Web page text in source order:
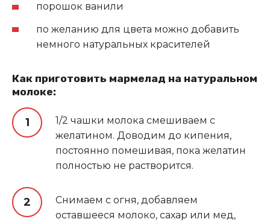
порошок ванили
по желанию для цвета можно добавить
немного натуральных красителей
Как приготовить мармелад на натуральном
молоке:
1/2 чашки молока смешиваем с
желатином. Доводим до кипения,
постоянно помешивая, пока желатин
полностью не растворится.
Снимаем с огня, добавляем
оставшееся молоко, сахар или мед,